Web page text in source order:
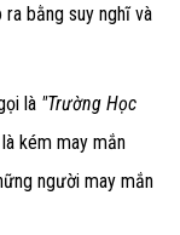
bằng suy nghĩ và
là "Trường Học
kém may mắn
người may mắn